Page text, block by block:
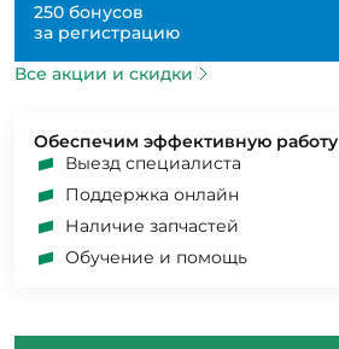
250 бонусов
за регистрацию
Все акции и скидки
Обеспечим эффективную работу
Выезд специалиста
Поддержка онлайн
Наличие запчастей
Обучение и помощь